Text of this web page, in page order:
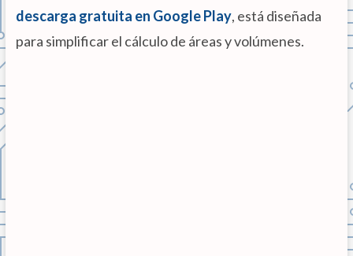
descarga gratuita en Google Play, está diseñada
para simplificar el cálculo de áreas y volúmenes.